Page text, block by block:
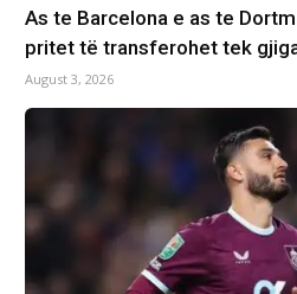
As te Barcelona e as te
pritet të transferohet tek
August 3, 2026